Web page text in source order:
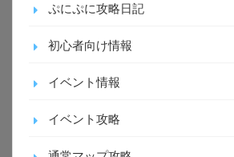
ぷにぷに攻略日記
初心者向け情報
イベント情報
イベント攻略